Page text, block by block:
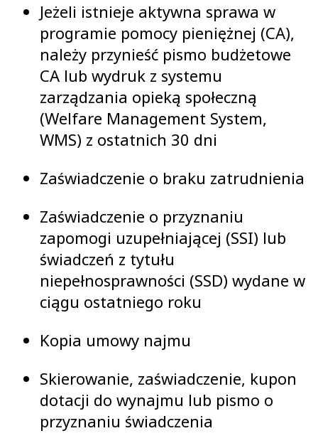
Jeżeli istnieje aktywna sprawa w
programie pomocy pieniężnej (CA),
należy przynieść pismo budżetowe
CA lub wydruk z systemu
zarządzania opieką społeczną
(Welfare Management System,
WMS) z ostatnich 30 dni
Zaświadczenie o braku zatrudnienia
Zaświadczenie o przyznaniu
zapomogi uzupełniającej (SSI) lub
świadczeń z tytułu
niepełnosprawności (SSD) wydane w
ciągu ostatniego roku
Kopia umowy najmu
Skierowanie, zaświadczenie, kupon
dotacji do wynajmu lub pismo o
przyznaniu świadczenia